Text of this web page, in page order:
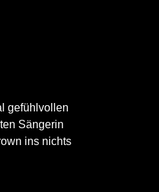
gefühlvollen
Sängerin
ins nichts